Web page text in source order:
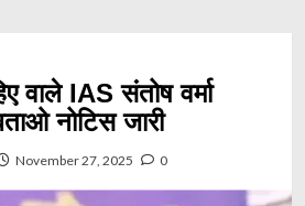
वाले IAS संतोष वर्मा
नोटिस जारी
November 27, 2025 0